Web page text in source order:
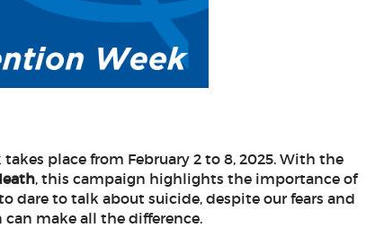
place from February 2 to 8, 2025. With the
, this campaign highlights the importance of
dare to talk about suicide, despite our fears and
make all the difference.